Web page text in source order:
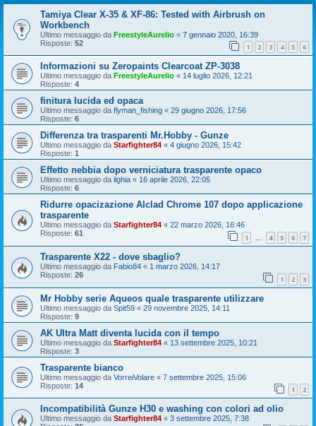
Tamiya Clear X-35 & XF-86: Tested with Airbrush on
Workbench
Ultimo messaggio da FreestyleAurelio « 7 gennaio 2020, 16:39
Risposte: 52 1 2 3 4 5 6
Informazioni su Zeropaints Clearcoat ZP-3038
Ultimo messaggio da FreestyleAurelio « 14 luglio 2026, 12:21
Risposte: 4
finitura lucida ed opaca
Ultimo messaggio da flyman_fishing « 29 giugno 2026, 17:56
Risposte: 6
Differenza tra trasparenti Mr.Hobby - Gunze
Ultimo messaggio da Starfighter84 « 4 giugno 2026, 15:42
Risposte: 1
Effetto nebbia dopo verniciatura trasparente opaco
Ultimo messaggio da ilghia « 16 aprile 2026, 22:05
Risposte: 6
Ridurre opacizazione Alclad Chrome 107 dopo applicazione
trasparente
Ultimo messaggio da Starfighter84 « 22 marzo 2026, 16:46
Risposte: 61 1 … 4 5 6 7
Trasparente X22 - dove sbaglio?
Ultimo messaggio da Fabio84 « 1 marzo 2026, 14:17
Risposte: 26 1 2 3
Mr Hobby serie Aqueos quale trasparente utilizzare
Ultimo messaggio da Spit59 « 29 novembre 2025, 14:11
Risposte: 9
AK Ultra Matt diventa lucida con il tempo
Ultimo messaggio da Starfighter84 « 13 settembre 2025, 10:21
Risposte: 3
Trasparente bianco
Ultimo messaggio da VorreiVolare « 7 settembre 2025, 15:06
Risposte: 14 1 2
Incompatibilità Gunze H30 e washing con colori ad olio
Ultimo messaggio da Starfighter84 « 3 settembre 2025, 7:38